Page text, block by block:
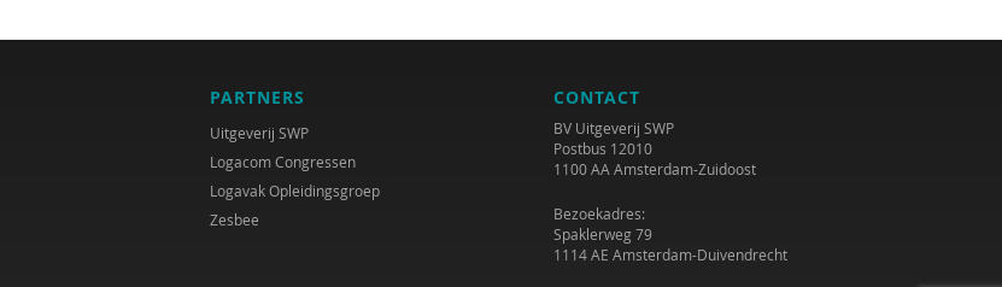
PARTNERS
Uitgeverij SWP
Logacom Congressen
Logavak Opleidingsgroep
Zesbee
CONTACT
BV Uitgeverij SWP
Postbus 12010
1100 AA Amsterdam-Zuidoost
Bezoekadres:
Spaklerweg 79
1114 AE Amsterdam-Duivendrecht